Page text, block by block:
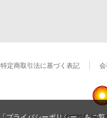
特定商取引法に基づく表記
Copyright © LAVA